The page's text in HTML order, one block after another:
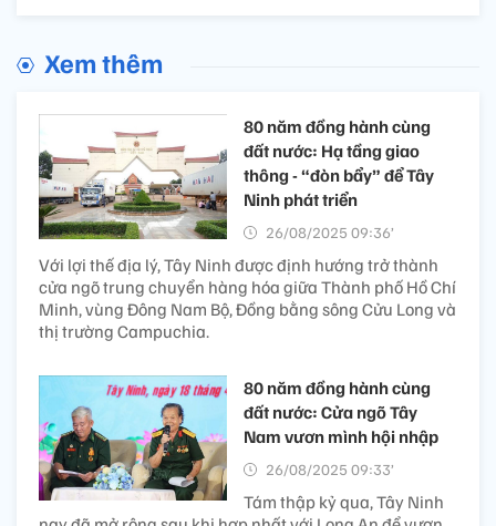
Xem thêm
80 năm đồng hành cùng
đất nước: Hạ tầng giao
thông - “đòn bẩy” để Tây
Ninh phát triển
26/08/2025 09:36’
Với lợi thế địa lý, Tây Ninh được định hướng trở thành
cửa ngõ trung chuyển hàng hóa giữa Thành phố Hồ Chí
Minh, vùng Đông Nam Bộ, Đồng bằng sông Cửu Long và
thị trường Campuchia.
80 năm đồng hành cùng
đất nước: Cửa ngõ Tây
Nam vươn mình hội nhập
26/08/2025 09:33’
Tám thập kỷ qua, Tây Ninh